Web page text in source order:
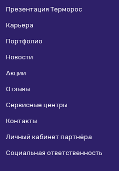
Презентация Терморос
Карьера
Портфолио
Новости
Акции
Отзывы
Сервисные центры
Контакты
Личный кабинет партнёра
Социальная ответственность